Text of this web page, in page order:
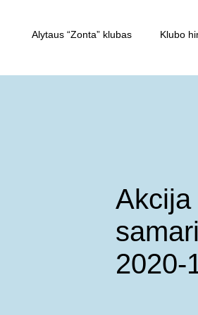
Alytaus “Zonta” klubas Klubo
Akcija
2020-